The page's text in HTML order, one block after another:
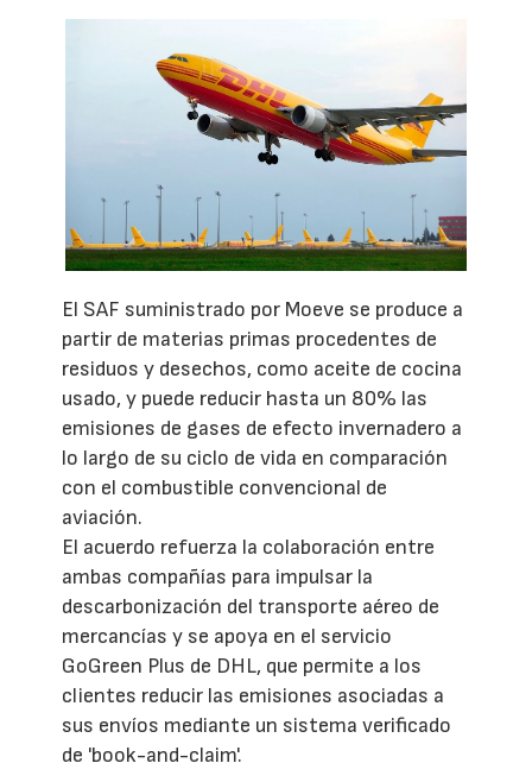
El SAF suministrado por Moeve se produce a
partir de materias primas procedentes de
residuos y desechos, como aceite de cocina
usado, y puede reducir hasta un 80% las
emisiones de gases de efecto invernadero a
lo largo de su ciclo de vida en comparación
con el combustible convencional de
aviación.
El acuerdo refuerza la colaboración entre
ambas compañías para impulsar la
descarbonización del transporte aéreo de
mercancías y se apoya en el servicio
GoGreen Plus de DHL, que permite a los
clientes reducir las emisiones asociadas a
sus envíos mediante un sistema verificado
de 'book-and-claim'.